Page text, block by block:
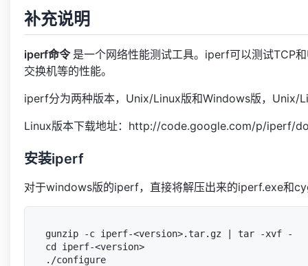
补充说明
iperf命令 是一个网络性能测试工具。iperf可以测试TCP
交换机等的性能。
iperf分为两种版本，Unix/Linux版和Windows版，Unix/
Linux版本下载地址：http://code.google.com/p/iperf/
安装iperf
对于windows版的iperf，直接将解压出来的iperf.exe和
gunzip -c iperf-<version>.tar.gz | tar -xvf -
cd iperf-<version>
./configure